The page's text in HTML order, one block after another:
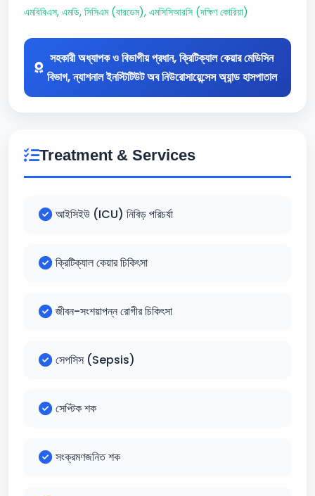
এমবিবিএস, এমডি, সিসিএম (বারডেম), এমসিসিআরসি (দক্ষিণ কোরিয়া)
সহকারী অধ্যাপক ও বিভাগীয় প্রধান, ক্রিটিক্যাল কেয়ার মেডিসিন
বিভাগ, ন্যাশনাল ইনস্টিটিউট অব নিউরোসায়েন্সেস অ্যান্ড হাসপাতাল
Treatment & Services
আইসিইউ (ICU) নিবিড় পরিচর্যা
ক্রিটিক্যাল কেয়ার চিকিৎসা
জীবন-সংশয়াপন্ন রোগীর চিকিৎসা
সেপসিস (Sepsis)
সেপ্টিক শক
সংক্রমণজনিত শক